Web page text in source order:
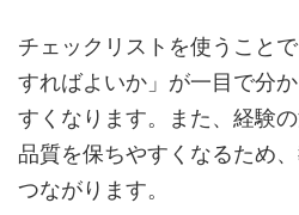
チェックリストを使うこと
すればよいか」が一目で分
すくなります。また、経験
品質を保ちやすくなるため
つながります。